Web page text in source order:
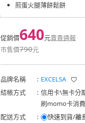
煎蛋火腿薄餅鬆餅
促銷價640元賣貴通報
市售價790元
品牌名稱 : EXCELSA
結帳方式
: 信用卡\無卡分
刷momo卡消
配送方式
:
快速到貨/離